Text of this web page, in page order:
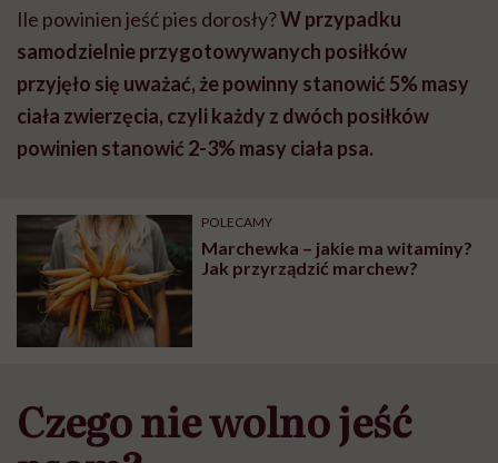
Ile powinien jeść pies dorosły?W przypadku
samodzielnie przygotowywanych posiłków
przyjęło się uważać, że powinny stanowić 5% masy
ciała zwierzęcia, czyli każdy z dwóch posiłków
powinien stanowić 2-3% masy ciała psa.
POLECAMY
Marchewka – jakie ma witaminy?
Jak przyrządzić marchew?
Czego nie wolno jeść